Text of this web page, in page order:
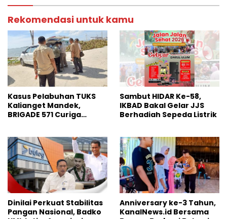
Rekomendasi untuk kamu
Kasus Pelabuhan TUKS
Kalianget Mandek,
BRIGADE 571 Curiga
Sambut HIDAR Ke-58,
IKBAD Bakal Gelar JJS
Berhadiah Sepeda Listrik
Dinilai Perkuat Stabilitas
Pangan Nasional, Badko
Anniversary ke-3 Tahun,
KanalNews.id Bersama